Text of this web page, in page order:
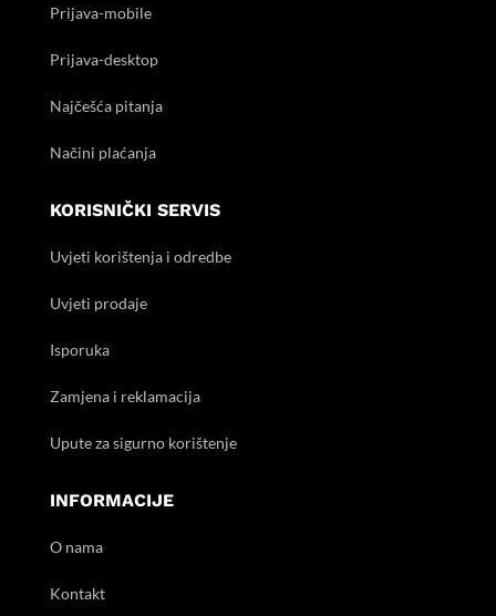
Prijava-mobile
Prijava-desktop
Najčešća pitanja
Načini plaćanja
KORISNIČKI SERVIS
Uvjeti korištenja i odredbe
Uvjeti prodaje
Isporuka
Zamjena i reklamacija
Upute za sigurno korištenje
INFORMACIJE
O nama
Kontakt